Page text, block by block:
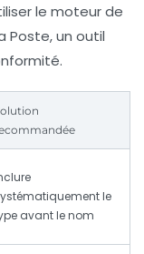
le moteur de
Poste, un outil
le
avant le nom